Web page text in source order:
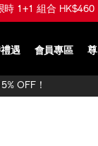
時 1+1 組合
遇 會員專區
OFF！